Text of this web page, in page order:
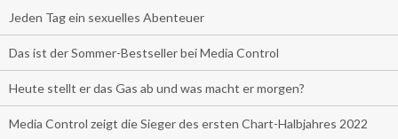
Jeden Tag ein sexuelles Abenteuer
Das ist der Sommer-Bestseller bei Media Control
Heute stellt er das Gas ab und was macht er morgen?
Media Control zeigt die Sieger des ersten Chart-Halbjahres 2022